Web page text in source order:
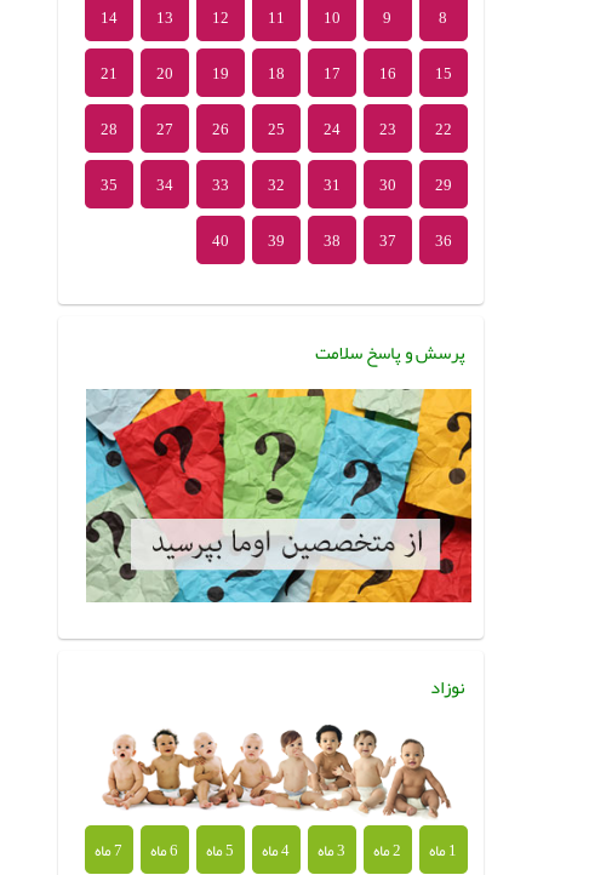
8
9
10
11
12
13
14
15
16
17
18
19
20
21
22
23
24
25
26
27
28
29
30
31
32
33
34
35
36
37
38
39
40
پرسش و پاسخ سلامت
نوزاد
1 ماه 2 ماه 3 ماه 4 ماه 5 ماه 6 ماه
7 ماه